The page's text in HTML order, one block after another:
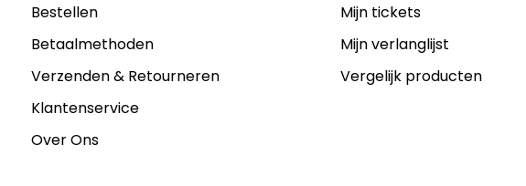
Bestellen
Betaalmethoden
Verzenden & Retourneren
Klantenservice
Over Ons
Mijn tickets
Mijn verlanglijst
Vergelijk producten